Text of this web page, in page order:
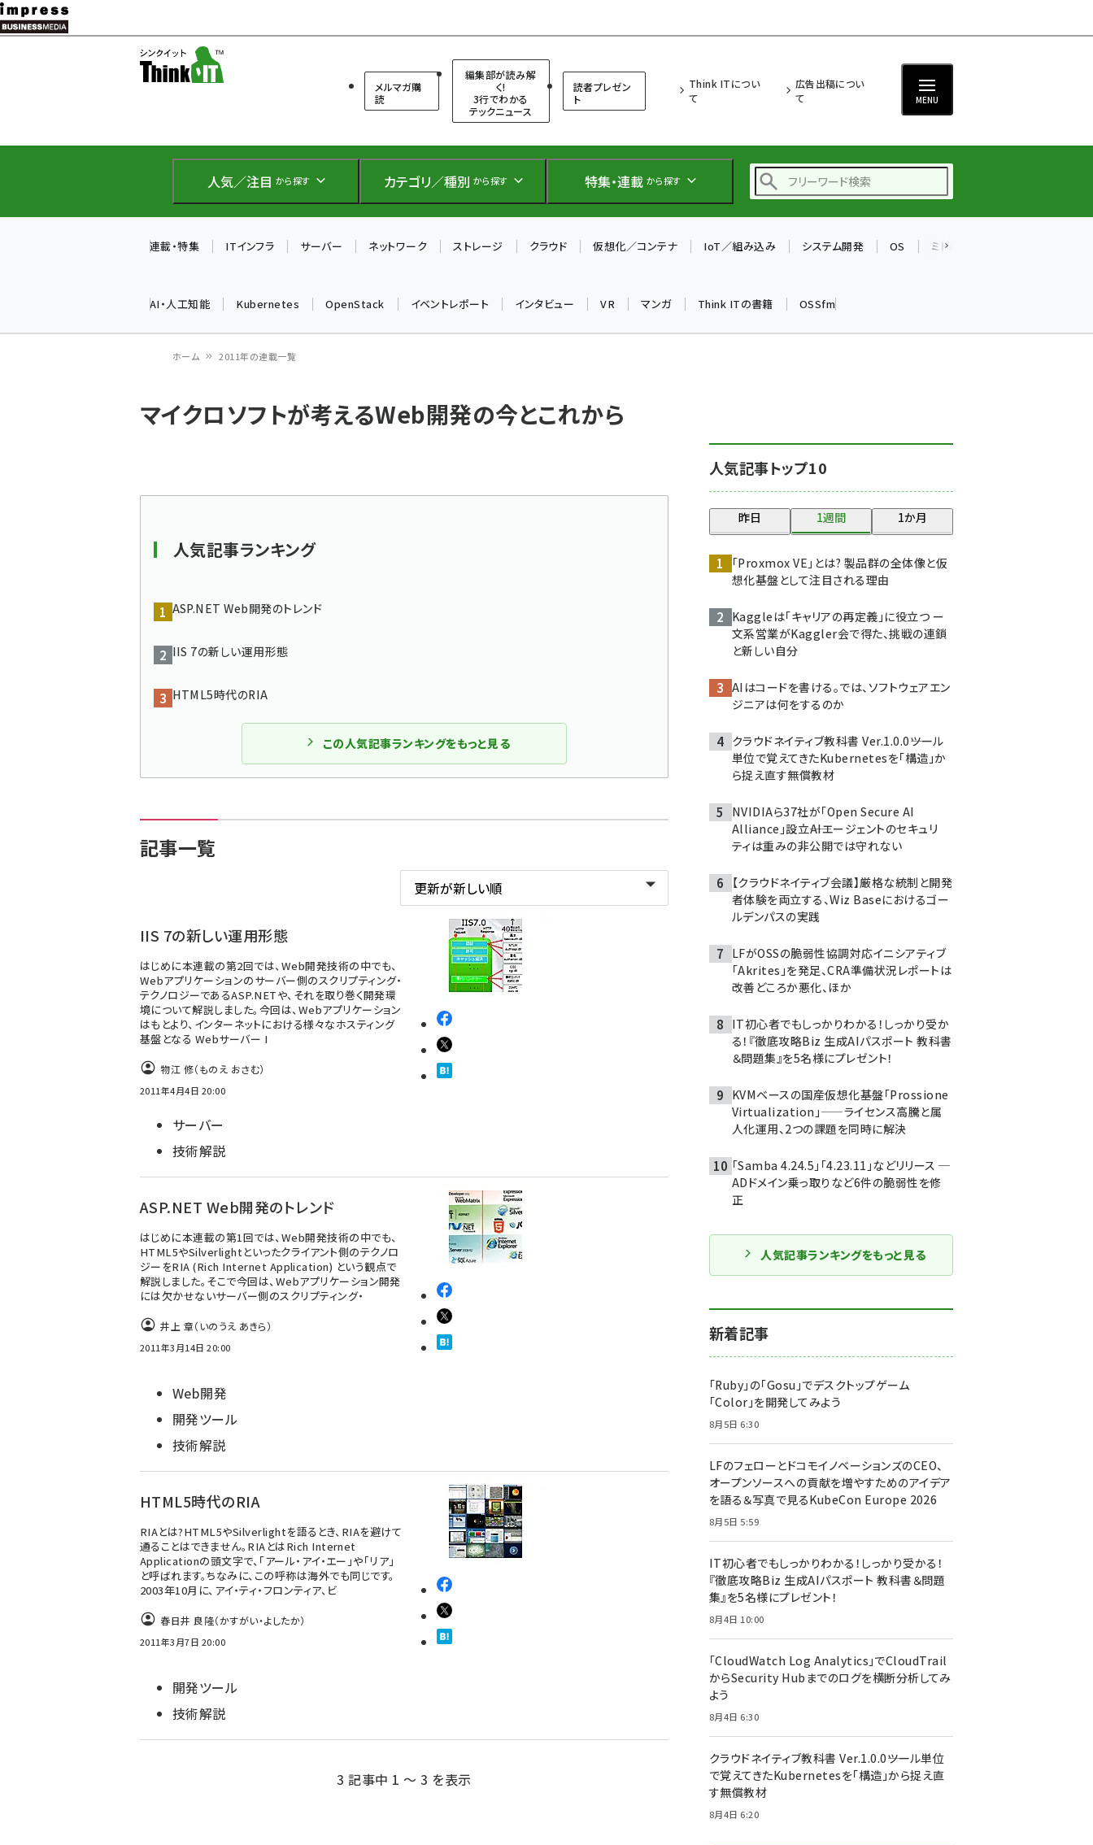
メ
イ
テ
に
メルマガ購
読
編集部が読み解
く!
3行でわかる
テックニュース
読者プレゼン
ト
Think ITについ
て
広告出稿につい
て
MENU
人気／注目 から探す カテゴリ／種別 から探す 特集・連載 から探す
仲間と築いた勝利の絆～
drupal (1921)
genai (1464)
ai crunch (1336)
連載・特集 ITインフラ サーバー ネットワーク ストレージ クラウド 仮想化／コンテナ IoT／組み込み システム開発 OS ミドルウェア
AI・人工知能 Kubernetes OpenStack イベントレポート インタビュー VR マンガ Think ITの書籍 OSSfm
ン
ホーム 2011年の連載一覧
マイクロソフトが考えるWeb開発の今とこれから
人気記事ランキング
ASP.NET Web開発のトレンド
IIS 7の新しい運用形態
HTML5時代のRIA
この人気記事ランキングをもっと見る
記事一覧
IIS 7の新しい運用形態
はじめに本連載の第2回では、Web開発技術の中でも、
Webアプリケーションのサーバー側のスクリプティング・
テクノロジーであるASP.NETや、それを取り巻く開発環
境について解説しました。今回は、Webアプリケーション
はもとより、インターネットにおける様々なホスティング
基盤となる Webサーバー I
物江 修（ものえ おさむ）
2011年4月4日 20:00
サーバー
技術解説
ASP.NET Web開発のトレンド
はじめに本連載の第1回では、Web開発技術の中でも、
HTML5やSilverlightといったクライアント側のテクノロ
ジーをRIA (Rich Internet Application) という観点で
解説しました。そこで今回は、Webアプリケーション開発
には欠かせないサーバー側のスクリプティング・
井上 章（いのうえ あきら）
2011年3月14日 20:00
Web開発
開発ツール
技術解説
HTML5時代のRIA
RIAとは?HTML5やSilverlightを語るとき、RIAを避けて
通ることはできません。RIAとはRich Internet
Applicationの頭文字で、「アール・アイ・エー」や「リア」
と呼ばれます。ちなみに、この呼称は海外でも同じです。
2003年10月に、アイ・ティ・フロンティア、ビ
春日井 良隆（かすがい・よしたか）
2011年3月7日 20:00
開発ツール
技術解説
3 記事中 1 ～ 3 を表示
人気記事トップ10
昨日 1週間 1か月
「Proxmox VE」とは? 製品群の全体像と仮
想化基盤として注目される理由
Kaggleは「キャリアの再定義」に役立つ ー
文系営業がKaggler会で得た、挑戦の連鎖
と新しい自分
AIはコードを書ける。では、ソフトウェアエン
ジニアは何をするのか
クラウドネイティブ教科書 Ver.1.0.0――ツール
単位で覚えてきたKubernetesを「構造」か
ら捉え直す無償教材
NVIDIAら37社が「Open Secure AI
Alliance」設立――AIエージェントのセキュリ
ティは重みの非公開では守れない
【クラウドネイティブ会議】厳格な統制と開発
者体験を両立する、Wiz Baseにおけるゴー
ルデンパスの実践
LFがOSSの脆弱性協調対応イニシアティブ
「Akrites」を発足、CRA準備状況レポートは
改善どころか悪化、ほか
IT初心者でもしっかりわかる！しっかり受か
る！『徹底攻略Biz 生成AIパスポート 教科書
＆問題集』を5名様にプレゼント！
KVMベースの国産仮想化基盤「Prossione
Virtualization」——ライセンス高騰と属
人化運用、2つの課題を同時に解決
「Samba 4.24.5」「4.23.11」などリリース ─
ADドメイン乗っ取りなど6件の脆弱性を修
正
人気記事ランキングをもっと見る
新着記事
「Ruby」の「Gosu」でデスクトップゲーム
「Color」を開発してみよう
8月5日 6:30
LFのフェローとドコモイノベーションズのCEO、
オープンソースへの貢献を増やすためのアイデア
を語る＆写真で見るKubeCon Europe 2026
8月5日 5:59
IT初心者でもしっかりわかる！しっかり受かる！
『徹底攻略Biz 生成AIパスポート 教科書＆問題
集』を5名様にプレゼント！
8月4日 10:00
「CloudWatch Log Analytics」でCloudTrail
からSecurity Hubまでのログを横断分析してみ
よう
8月4日 6:30
クラウドネイティブ教科書 Ver.1.0.0――ツール単位
で覚えてきたKubernetesを「構造」から捉え直
す無償教材
8月4日 6:20